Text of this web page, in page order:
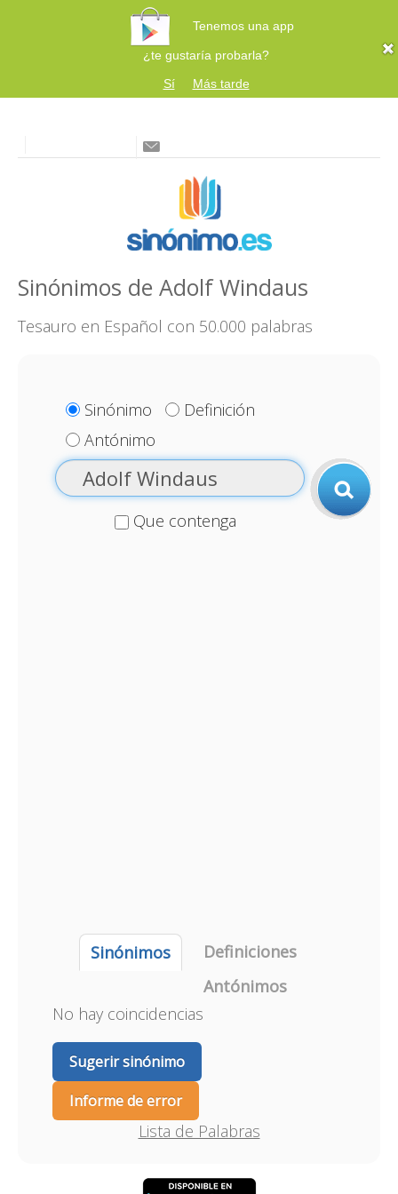
Tenemos una app
¿te gustaría probarla?
Sí
Más tarde
Sinónimos de Adolf Windaus
Tesauro en Español con 50.000 palabras
Sinónimo
Definición
Antónimo
Que contenga
Sinónimos
Definiciones
Antónimos
No hay coincidencias
Sugerir sinónimo
Informe de error
Lista de Palabras